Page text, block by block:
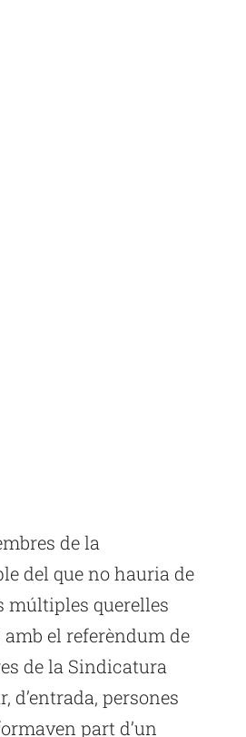
de la
del que no hauria de
múltiples querelles
el referèndum de
de la Sindicatura
persones
part d’un